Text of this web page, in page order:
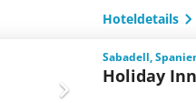
Hoteldetails
Sabadell,
Holiday